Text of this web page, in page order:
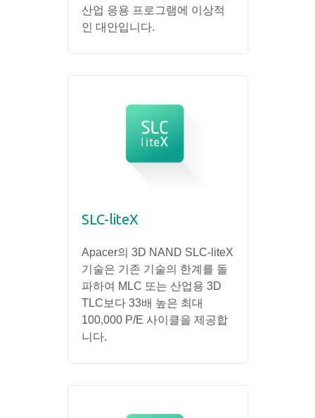
산업 응용 프로그램에 이상적
인 대안입니다.
SLC-liteX
Apacer의 3D NAND SLC-liteX
기술은 기존 기술의 한계를 돌
파하여 MLC 또는 산업용 3D
TLC보다 33배 높은 최대
100,000 P/E 사이클을 제공합
니다.